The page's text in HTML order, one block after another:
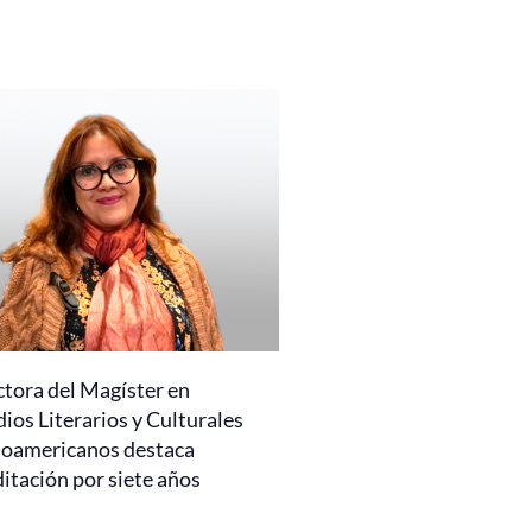
del Magíster en
Literarios y Culturales
destaca
por siete años